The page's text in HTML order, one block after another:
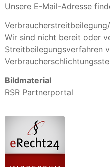
Unsere E-Mail-Adresse
Wir sind nicht bereit oder
Streitbeilegungsverfahren
Bildmaterial
RSR Partnerportal